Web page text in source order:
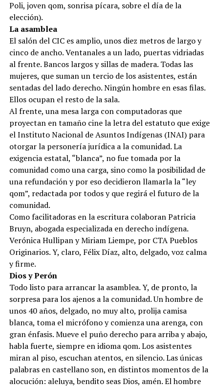
Poli, joven qom, sonrisa pícara, sobre el día de la
elección).
La asamblea
El salón del CIC es amplio, unos diez metros de largo y
cinco de ancho. Ventanales a un lado, puertas vidriadas
al frente. Bancos largos y sillas de madera. Todas las
mujeres, que suman un tercio de los asistentes, están
sentadas del lado derecho. Ningún hombre en esas filas.
Ellos ocupan el resto de la sala.
Al frente, una mesa larga con computadoras que
proyectan en tamaño cine la letra del estatuto que exige
el Instituto Nacional de Asuntos Indígenas (INAI) para
otorgar la personería jurídica a la comunidad. La
exigencia estatal, “blanca”, no fue tomada por la
comunidad como una carga, sino como la posibilidad de
una refundación y por eso decidieron llamarla la “ley
qom”, redactada por todos y que regirá el futuro de la
comunidad.
Como facilitadoras en la escritura colaboran Patricia
Bruyn, abogada especializada en derecho indígena.
Verónica Hullipan y Miriam Liempe, por CTA Pueblos
Originarios. Y, claro, Félix Díaz, alto, delgado, voz calma
y firme.
Dios y Perón
Todo listo para arrancar la asamblea. Y, de pronto, la
sorpresa para los ajenos a la comunidad. Un hombre de
unos 40 años, delgado, no muy alto, prolija camisa
blanca, toma el micrófono y comienza una arenga, con
gran énfasis. Mueve el puño derecho para arriba y abajo,
habla fuerte, siempre en idioma qom. Los asistentes
miran al piso, escuchan atentos, en silencio. Las únicas
palabras en castellano son, en distintos momentos de la
alocución: aleluya, bendito seas Dios, amén. El hombre